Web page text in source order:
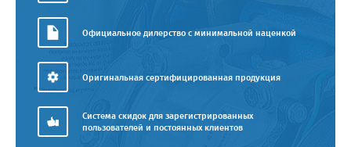
Официальное дилерство с минимальной наценкой
Оригинальная сертифицированная продукция
Система скидок для зарегистрированных
пользователей и постоянных клиентов